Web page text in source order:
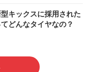
キックスに採用された
どんなタイヤなの？